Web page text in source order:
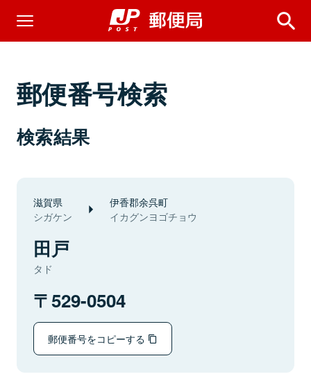
郵便番号検索
検索結果
滋賀県
シガケン
伊香郡余呉町
イカグンヨゴチョウ
田戸
タド
529-0504
郵便番号をコピーする